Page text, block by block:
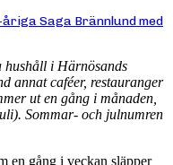
Saga Brännlund med
i Härnösands
annat caféer, restauranger
ut en gång i månaden,
Sommar- och julnumren
en gång i veckan släpper